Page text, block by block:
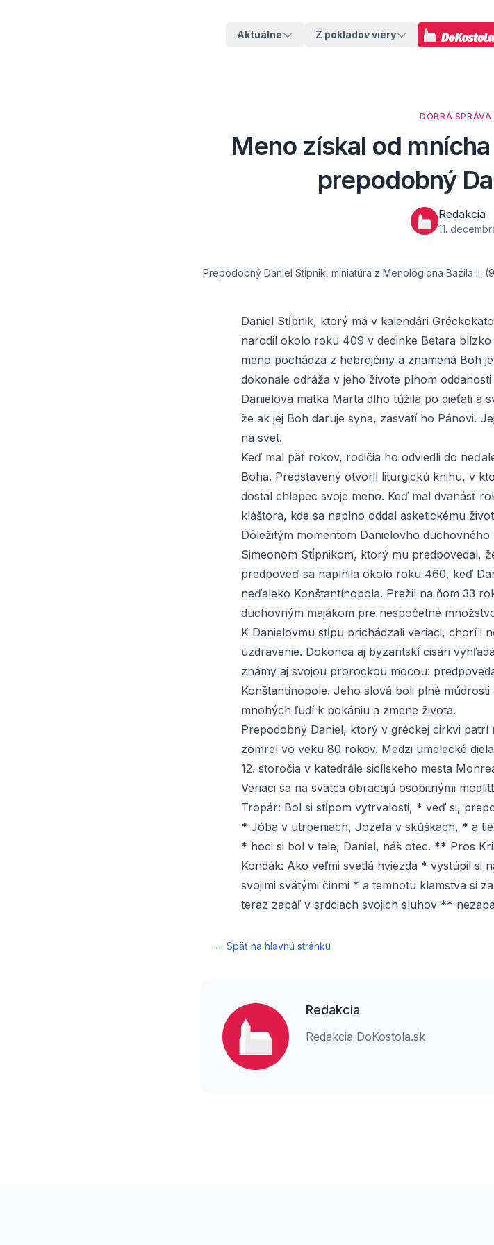
Aktuálne Z pokladov viery
DOBRÁ SPRÁVA
Meno získal od
prepodobný
Redakcia
11.
Prepodobný Daniel Stĺpnik, miniatúra z Menológiona Bazila II.
Daniel Stĺpnik, ktorý má v kalendári
narodil okolo roku 409 v dedinke Betara
meno pochádza z hebrejčiny a znamená Boh
dokonale odráža v jeho živote plnom oddanosti
Danielova matka Marta dlho túžila po dieťati a
že ak jej Boh daruje syna, zasvätí ho Pánovi.
na svet.
Keď mal päť rokov, rodičia ho odviedli do
Boha. Predstavený otvoril liturgickú knihu, v
dostal chlapec svoje meno. Keď mal dvanásť
kláštora, kde sa naplno oddal asketickému
Dôležitým momentom Danielovho
Simeonom Stĺpnikom, ktorý mu predpovedal,
predpoveď sa naplnila okolo roku 460, keď
neďaleko Konštantínopola. Prežil na ňom 33
duchovným majákom pre nespočetné
K Danielovmu stĺpu prichádzali veriaci, chorí i
uzdravenie. Dokonca aj byzantskí cisári
známy aj svojou prorockou mocou:
Konštantínopole. Jeho slová boli plné
mnohých ľudí k pokániu a zmene života.
Prepodobný Daniel, ktorý v gréckej cirkvi patrí
zomrel vo veku 80 rokov. Medzi umelecké
12. storočia v katedrále sicílskeho mesta
Veriaci sa na svätca obracajú osobitnými
Tropár: Bol si stĺpom vytrvalosti, * veď si,
* Jóba v utrpeniach, Jozefa v skúškach, * a
* hoci si bol v tele, Daniel, náš otec. ** Pros
Kondák: Ako veľmi svetlá hviezda * vystúpil si
svojimi svätými činmi * a temnotu klamstva si
teraz zapáľ v srdciach svojich sluhov **
← Späť na hlavnú stránku
Redakcia
Redakcia DoKostola.sk